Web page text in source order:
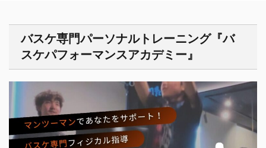
バスケ専門パーソナルトレーニング『バ
スケパフォーマンスアカデミー』